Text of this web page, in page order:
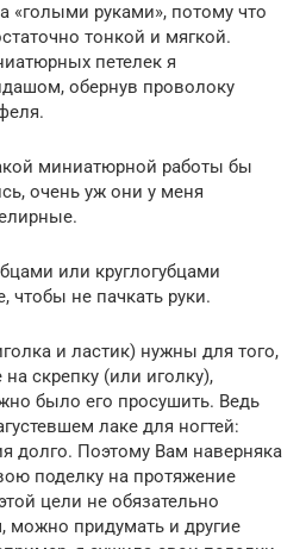
«голыми руками», потому что
тонкой и мягкой.
петелек я
обернув проволоку
миниатюрной работы бы
очень уж они у меня
или круглогубцами
чтобы не пачкать руки.
и ластик) нужны для того,
скрепку (или иголку),
было его просушить. Ведь
лаке для ногтей:
долго. Поэтому Вам наверняка
поделку на протяжение
цели не обязательно
можно придумать и другие